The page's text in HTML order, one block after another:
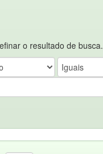
o resultado de busca.